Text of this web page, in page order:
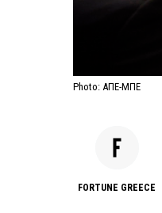
Photo: ΑΠΕ-ΜΠΕ
FORTUNE GREECE